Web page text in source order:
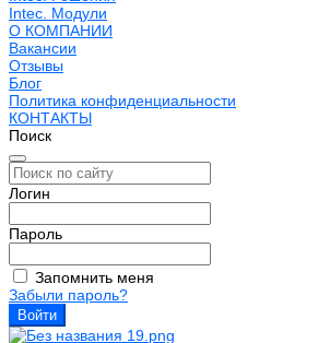
Intec. Модули
О КОМПАНИИ
Вакансии
Отзывы
Блог
Политика конфиденциальности
КОНТАКТЫ
Поиск
Логин
Пароль
Запомнить меня
Забыли пароль?